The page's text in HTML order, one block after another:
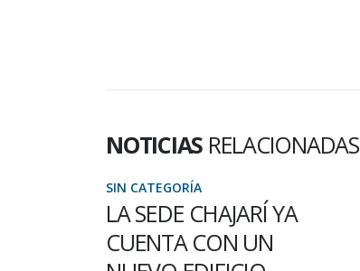
NOTICIAS RELACIONADAS
SIN CATEGORÍA
LA SEDE CHAJARÍ YA
CUENTA CON UN